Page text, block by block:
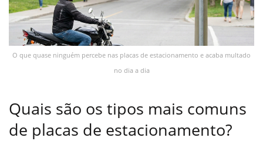
O que quase ninguém percebe nas placas de estacionamento e acaba multado
no dia a dia
Quais são os tipos mais comuns
de placas de estacionamento?